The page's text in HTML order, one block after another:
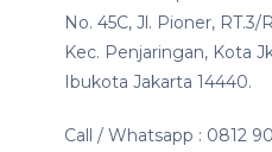
No. 45C, Jl. Pioner, RT.3/
Kec. Penjaringan, Kota
Ibukota Jakarta 14440.
Call / Whatsapp : 0812